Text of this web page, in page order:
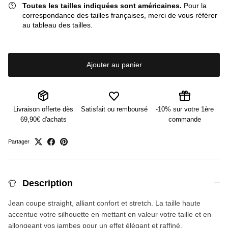
Toutes les tailles indiquées sont américaines. Pour la
correspondance des tailles françaises, merci de vous référer
au tableau des tailles.
Ajouter au panier
Livraison offerte dès
69,90€ d'achats
Satisfait ou remboursé
-10% sur votre 1ère
commande
Partager
Description
Jean coupe straight, alliant confort et stretch. La taille haute
accentue votre silhouette en mettant en valeur votre taille et en
allongeant vos jambes pour un effet élégant et raffiné.